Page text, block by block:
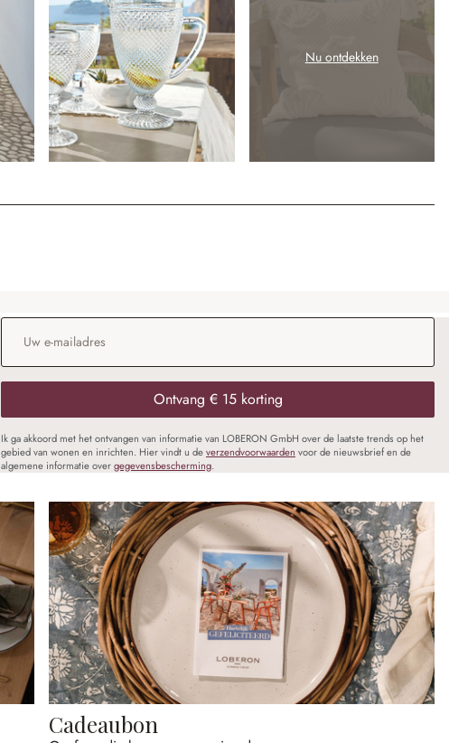
Nu ontdekken
E-mailadres*
Ontvang € 15 korting
Ik ga akkoord met het ontvangen van informatie van LOBERON GmbH over de laatste trends op het
gebied van wonen en inrichten. Hier vindt u deverzendvoorwaarden voor de nieuwsbrief en de
algemene informatie overgegevensbescherming.
Cadeaubon